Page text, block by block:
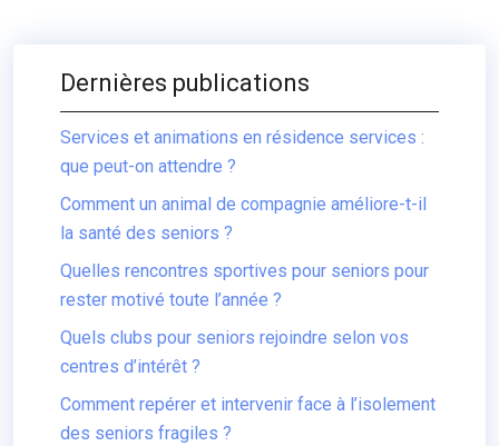
Dernières publications
Services et animations en résidence services :
que peut-on attendre ?
Comment un animal de compagnie améliore-t-il
la santé des seniors ?
Quelles rencontres sportives pour seniors pour
rester motivé toute l’année ?
Quels clubs pour seniors rejoindre selon vos
centres d’intérêt ?
Comment repérer et intervenir face à l’isolement
des seniors fragiles ?